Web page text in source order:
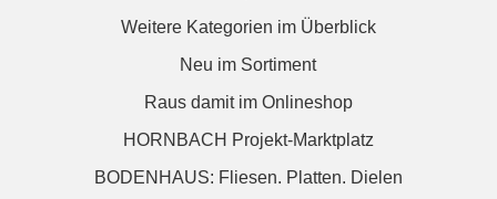
Weitere Kategorien im Überblick
Neu im Sortiment
Raus damit im Onlineshop
HORNBACH Projekt-Marktplatz
BODENHAUS: Fliesen. Platten. Dielen